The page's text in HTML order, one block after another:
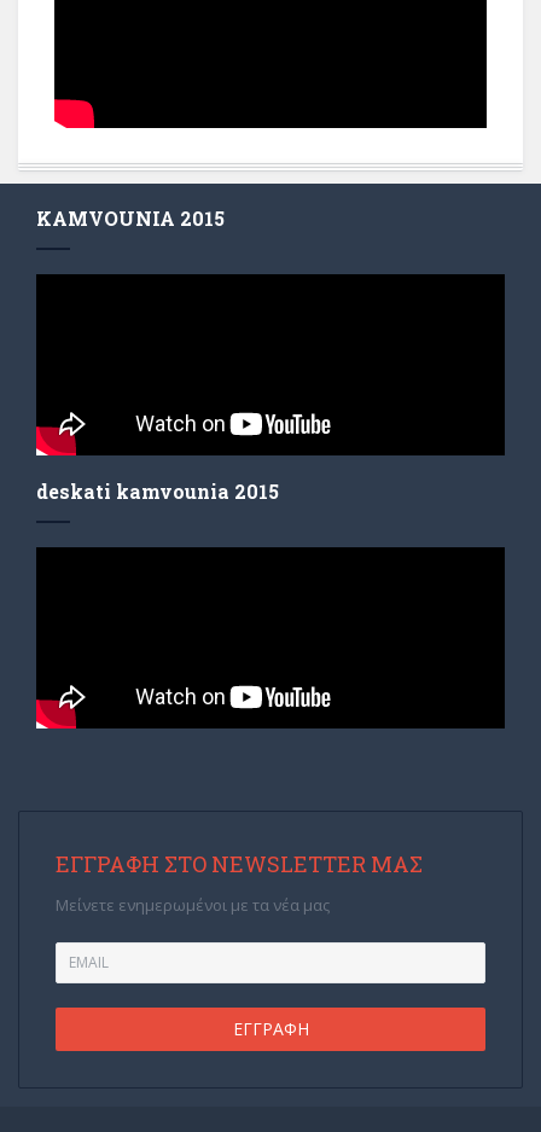
KAMVOUNIA 2015
deskati kamvounia 2015
ΕΓΓΡΑΦΉ ΣΤΟ NEWSLETTER ΜΑΣ
Μείνετε ενημερωμένοι με τα νέα μας